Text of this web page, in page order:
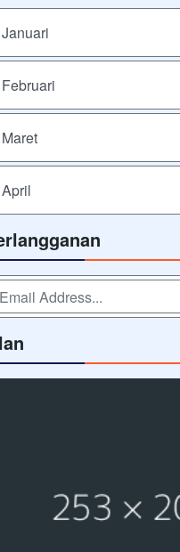
Januari
Februari
Maret
April